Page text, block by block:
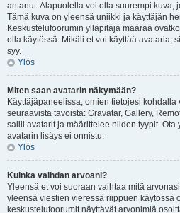
antanut. Alapuolella voi olla suurempi kuva,
Tämä kuva on yleensä uniikki ja käyttäjän
Keskustelufoorumin ylläpitäjä määrää
olla käytössä. Mikäli et voi käyttää avataria,
syy.
Ylös
Miten saan avatarin näkymään?
Käyttäjäpaneelissa, omien tietojesi
seuraavista tavoista: Gravatar, Gallery,
sallii avatarit ja määrittelee niiden tyypit.
avatarin lisäys ei onnistu.
Ylös
Kuinka vaihdan arvoani?
Yleensä et voi suoraan vaihtaa mitä
yleensä viestien vieressä riippuen käytössä
keskustelufoorumit näyttävät arvonimiä